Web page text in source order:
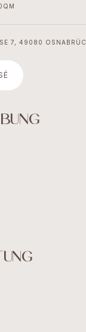
QM
7, 49080 OSNABRÜCK
Immobilien
Verwaltung
Projekte
über uns